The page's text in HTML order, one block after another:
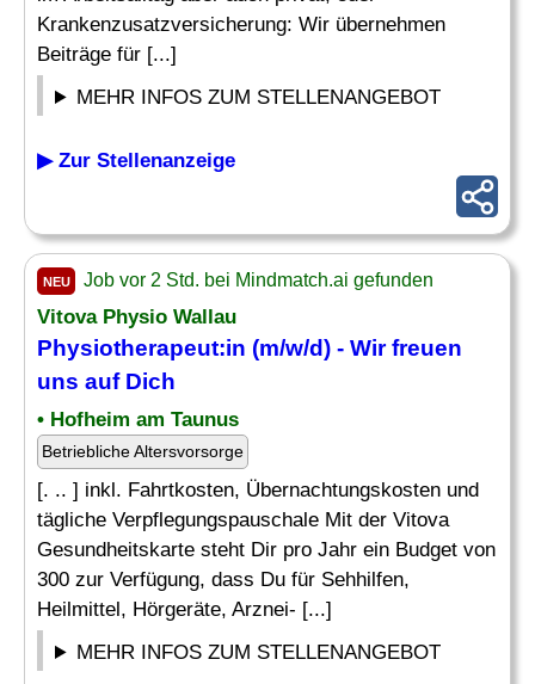
Krankenzusatzversicherung: Wir übernehmen
Beiträge für [...]
MEHR INFOS ZUM STELLENANGEBOT
▶ Zur Stellenanzeige
NEU Job vor 2 Std. bei Mindmatch.ai gefunden
Vitova Physio Wallau
Physiotherapeut:in (m/w/d) - Wir freuen
uns auf Dich
• Hofheim am Taunus
Betriebliche Altersvorsorge
[. .. ] inkl. Fahrtkosten, Übernachtungskosten und
tägliche Verpflegungspauschale Mit der Vitova
Gesundheitskarte steht Dir pro Jahr ein Budget von
300 zur Verfügung, dass Du für Sehhilfen,
Heilmittel, Hörgeräte, Arznei- [...]
MEHR INFOS ZUM STELLENANGEBOT